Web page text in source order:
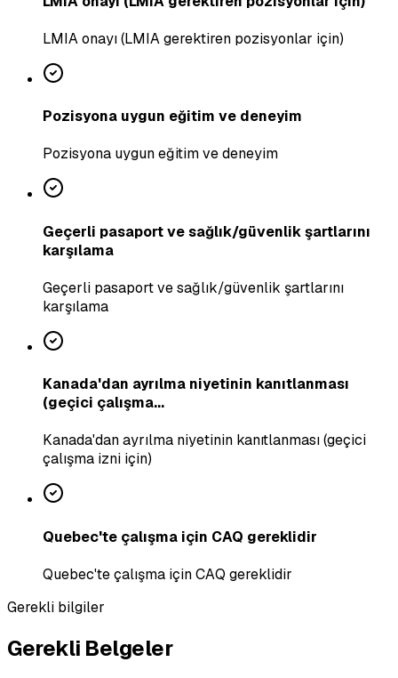
LMIA onayı (LMIA gerektiren pozisyonlar için)
Pozisyona uygun eğitim ve deneyim
Pozisyona uygun eğitim ve deneyim
Geçerli pasaport ve sağlık/güvenlik şartlarını
karşılama
Geçerli pasaport ve sağlık/güvenlik şartlarını
karşılama
Kanada'dan ayrılma niyetinin kanıtlanması
(geçici çalışma...
Kanada'dan ayrılma niyetinin kanıtlanması (geçici
çalışma izni için)
Quebec'te çalışma için CAQ gereklidir
Quebec'te çalışma için CAQ gereklidir
Gerekli bilgiler
Gerekli Belgeler